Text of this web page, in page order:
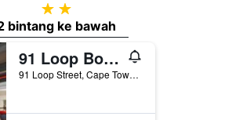
2 bintang
bintang ke bawah
91 Loop Boutique Hostel
91 Loop Street, Cape Town, Western Cape, Afrika Selatan